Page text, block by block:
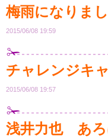
梅雨になりま
2015/06/08 19:59
チャレンジキ
2015/06/08 19:57
浅井力也 あ